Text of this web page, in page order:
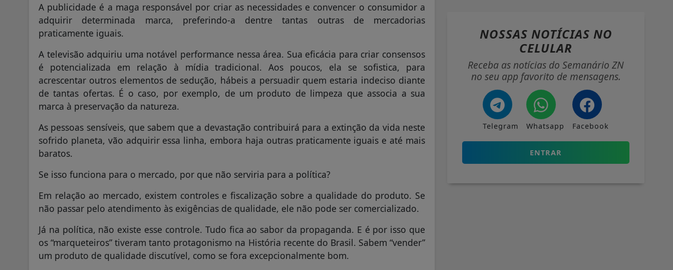
A publicidade é a maga responsável por criar as necessidades e convencer o consumidor a
adquirir determinada marca, preferindo-a dentre tantas outras de mercadorias
praticamente iguais.
A televisão adquiriu uma notável performance nessa área. Sua eficácia para criar consensos
é potencializada em relação à mídia tradicional. Aos poucos, ela se sofistica, para
acrescentar outros elementos de sedução, hábeis a persuadir quem estaria indeciso diante
de tantas ofertas. É o caso, por exemplo, de um produto de limpeza que associa a sua
marca à preservação da natureza.
As pessoas sensíveis, que sabem que a devastação contribuirá para a extinção da vida neste
sofrido planeta, vão adquirir essa linha, embora haja outras praticamente iguais e até mais
baratos.
Se isso funciona para o mercado, por que não serviria para a política?
Em relação ao mercado, existem controles e fiscalização sobre a qualidade do produto. Se
não passar pelo atendimento às exigências de qualidade, ele não pode ser comercializado.
Já na política, não existe esse controle. Tudo fica ao sabor da propaganda. E é por isso que
os “marqueteiros” tiveram tanto protagonismo na História recente do Brasil. Sabem “vender”
um produto de qualidade discutível, como se fora excepcionalmente bom.
NOSSAS NOTÍCIAS NO
CELULAR
Receba as notícias do Semanário ZN
no seu app favorito de mensagens.
Telegram Whatsapp Facebook
ENTRAR